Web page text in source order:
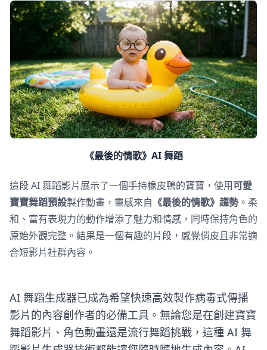
《最後的情歌》AI 舞蹈
這段 AI 舞蹈影片展示了一個手持橡皮鴨的寶寶，使用可愛
寶寶舞蹈預設製作動畫，靈感來自 《最後的情歌》趨勢。柔
和、富有表現力的動作增添了魅力和情感，同時保持角色的
原始外觀完整。結果是一個有趣的片段，感覺俏皮且非常適
合短影片社群內容。
AI 舞蹈生成器已成為希望快速高效製作病毒式傳播
影片的內容創作者的必備工具。無論您是在創建寶寶
舞蹈影片、角色動畫還是流行舞蹈挑戰，這種 AI 舞